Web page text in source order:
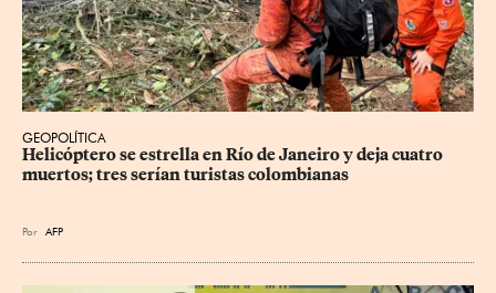
GEOPOLÍTICA
Helicóptero se estrella en Río de Janeiro y deja cuatro
muertos; tres serían turistas colombianas
Por AFP